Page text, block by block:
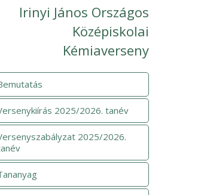
Irinyi János Országos
Középiskolai
Kémiaverseny
2025/2026. tanév
2025/2026.